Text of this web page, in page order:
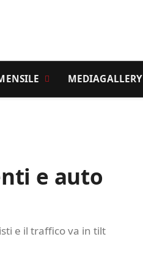
MEDIAGALLERY
e auto
e il traffico va in tilt